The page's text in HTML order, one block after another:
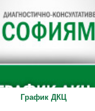
График ДКЦ